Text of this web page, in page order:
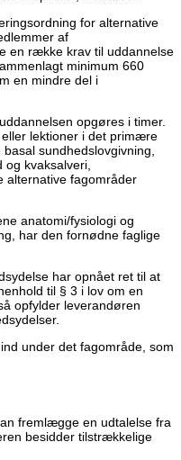
for alternative
af
en række krav til uddannelse
minimum 660
en mindre del i
opgøres i timer.
lektioner i det primære
sundhedslovgivning,
og kvaksalveri,
alternative fagområder
anatomi/fysiologi og
har den fornødne faglige
har opnået ret til at
til § 3 i lov om en
opfylder leverandøren
under det fagområde, som
fremlægge en udtalelse fra
besidder tilstrækkelige